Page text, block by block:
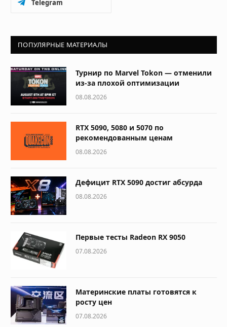
Telegram
ПОПУЛЯРНЫЕ МАТЕРИАЛЫ
Турнир по Marvel Tokon — отменили
из-за плохой оптимизации
08.08.2026
RTX 5090, 5080 и 5070 по
рекомендованным ценам
08.08.2026
Дефицит RTX 5090 достиг абсурда
08.08.2026
Первые тесты Radeon RX 9050
07.08.2026
Материнские платы готовятся к
росту цен
07.08.2026